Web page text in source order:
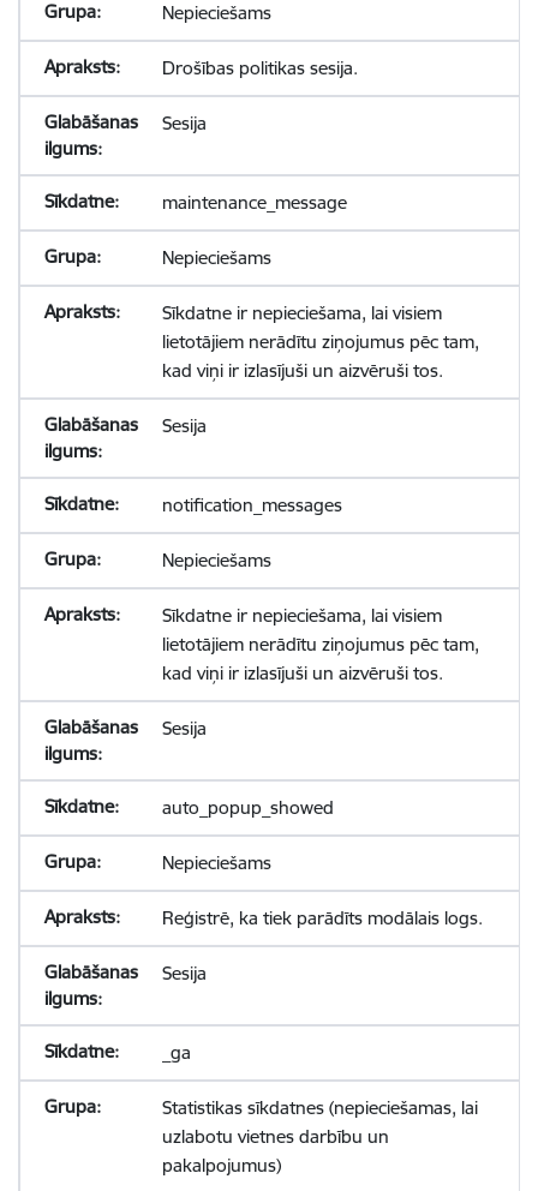
Nepieciešams
Drošības politikas sesija.
Sesija
maintenance_message
Nepieciešams
Sīkdatne ir nepieciešama, lai visiem
lietotājiem nerādītu ziņojumus pēc tam,
kad viņi ir izlasījuši un aizvēruši tos.
Sesija
notification_messages
Nepieciešams
Sīkdatne ir nepieciešama, lai visiem
lietotājiem nerādītu ziņojumus pēc tam,
kad viņi ir izlasījuši un aizvēruši tos.
Sesija
auto_popup_showed
Nepieciešams
Reģistrē, ka tiek parādīts modālais logs.
Sesija
_ga
Statistikas sīkdatnes (nepieciešamas, lai
uzlabotu vietnes darbību un
pakalpojumus)